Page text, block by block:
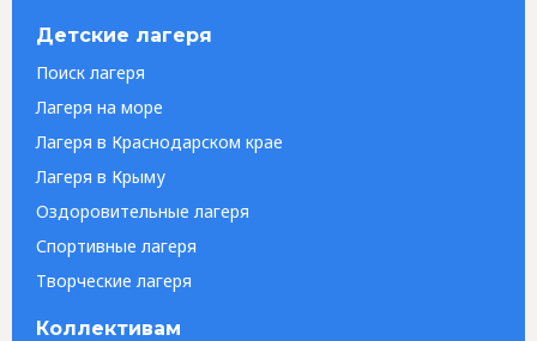
Детские лагеря
Поиск лагеря
Лагеря на море
Лагеря в Краснодарском крае
Лагеря в Крыму
Оздоровительные лагеря
Спортивные лагеря
Творческие лагеря
Коллективам